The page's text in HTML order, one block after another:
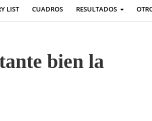
LIST CUADROS RESULTADOS
bien la